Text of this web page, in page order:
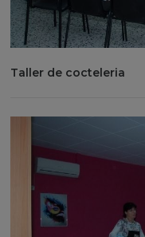
Taller de cocteleria